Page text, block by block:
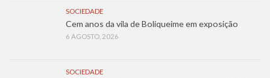
SOCIEDADE
Cem anos da vila de Boliqueime em exposição
6 AGOSTO, 2026
SOCIEDADE